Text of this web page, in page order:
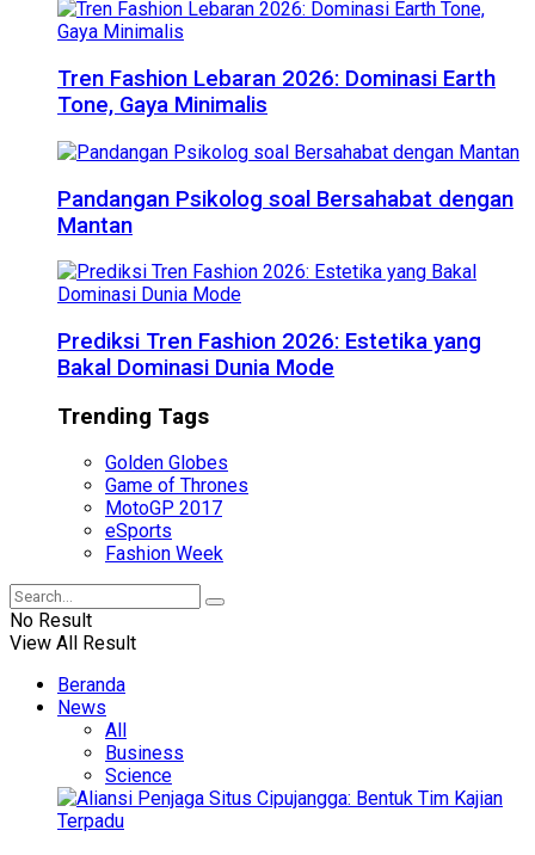
Tren Fashion Lebaran 2026: Dominasi Earth
Tone, Gaya Minimalis
Pandangan Psikolog soal Bersahabat dengan
Mantan
Prediksi Tren Fashion 2026: Estetika yang
Bakal Dominasi Dunia Mode
Trending Tags
Golden Globes
Game of Thrones
MotoGP 2017
eSports
Fashion Week
No Result
View All Result
Beranda
News
All
Business
Science